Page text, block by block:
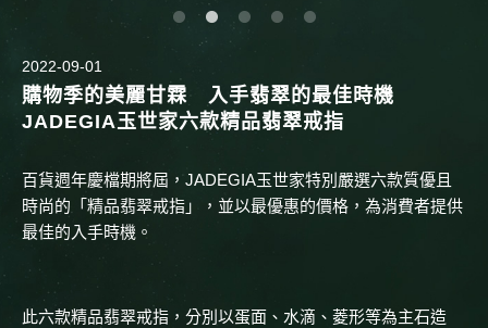
2022-09-01
購物季的美麗甘霖 入手翡翠的最佳時機
JADEGIA玉世家六款精品翡翠戒指
百貨週年慶檔期將屆，JADEGIA玉世家特別嚴選六款質優且
時尚的「精品翡翠戒指」，並以最優惠的價格，為消費者提供
最佳的入手時機。
此六款精品翡翠戒指，分別以蛋面、水滴、菱形等為主石造